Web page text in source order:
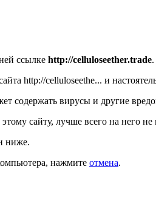
ссылке http://celluloseether.trade.
http://celluloseethe... и
содержать вирусы и другие
сайту, лучше всего на него
ниже.
нажмите отмена.